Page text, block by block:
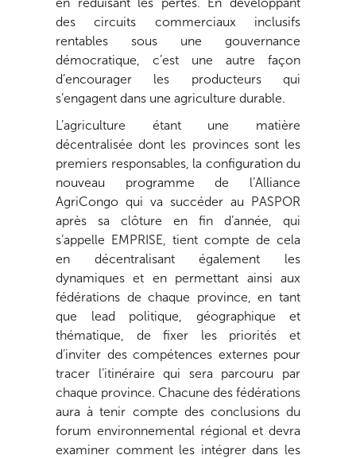
en réduisant les pertes. En développant
des circuits commerciaux inclusifs
rentables sous une gouvernance
démocratique, c’est une autre façon
d’encourager les producteurs qui
s’engagent dans une agriculture durable.
L’agriculture étant une matière
décentralisée dont les provinces sont les
premiers responsables, la configuration du
nouveau programme de l’Alliance
AgriCongo qui va succéder au PASPOR
après sa clôture en fin d’année, qui
s’appelle EMPRISE, tient compte de cela
en décentralisant également les
dynamiques et en permettant ainsi aux
fédérations de chaque province, en tant
que lead politique, géographique et
thématique, de fixer les priorités et
d’inviter des compétences externes pour
tracer l’itinéraire qui sera parcouru par
chaque province. Chacune des fédérations
aura à tenir compte des conclusions du
forum environnemental régional et devra
examiner comment les intégrer dans les